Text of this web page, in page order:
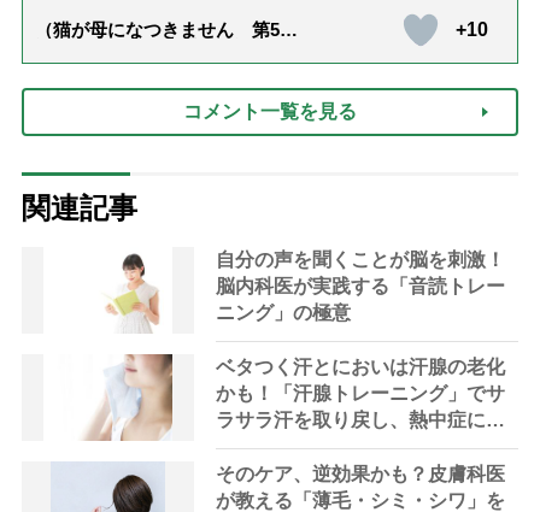
（猫が母になつきません 第500
+10
コメント一覧を見る
関連記事
自分の声を聞くことが脳を刺激！
脳内科医が実践する「音読トレー
ニング」の極意
ベタつく汗とにおいは汗腺の老化
かも！「汗腺トレーニング」でサ
ラサラ汗を取り戻し、熱中症に負
けない体へ
そのケア、逆効果かも？皮膚科医
が教える「薄毛・シミ・シワ」を